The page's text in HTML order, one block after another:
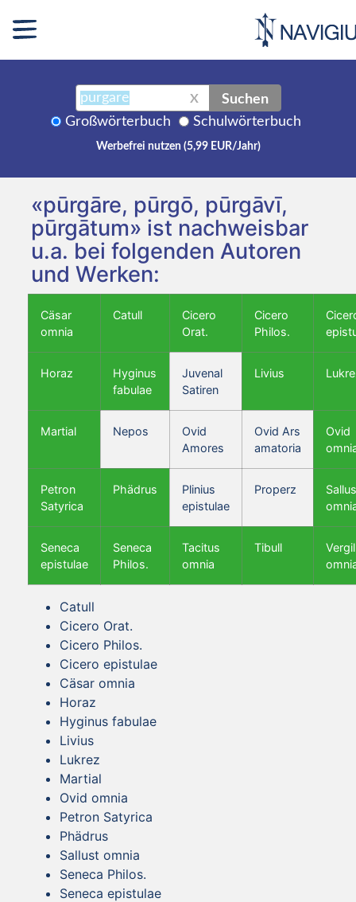
X Suchen
Großwörterbuch Schulwörterbuch
Werbefrei nutzen (5,99 EUR/Jahr)
«pūrgāre, pūrgō, pūrgāvī,
pūrgātum» ist nachweisbar
u.a. bei folgenden Autoren
und Werken:
Cäsar
omnia
Catull
Cicero
Orat.
Cicero
Philos.
Horaz
Hyginus
fabulae
Juvenal
Satiren
Livius
Martial Nepos
Ovid
Amores
Ovid Ars
amatoria
Ovid
Petron
Satyrica
Phädrus
Plinius
epistulae
Properz
Seneca
epistulae
Seneca
Philos.
Tacitus
omnia
Tibull
Vergil
Catull
Cicero Orat.
Cicero Philos.
Cicero epistulae
Cäsar omnia
Horaz
Hyginus fabulae
Livius
Lukrez
Martial
Ovid omnia
Petron Satyrica
Phädrus
Sallust omnia
Seneca Philos.
Seneca epistulae